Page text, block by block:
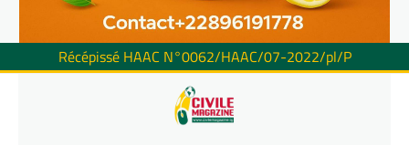
Récépissé HAAC N°0062/HAAC/07-2022/pl/P